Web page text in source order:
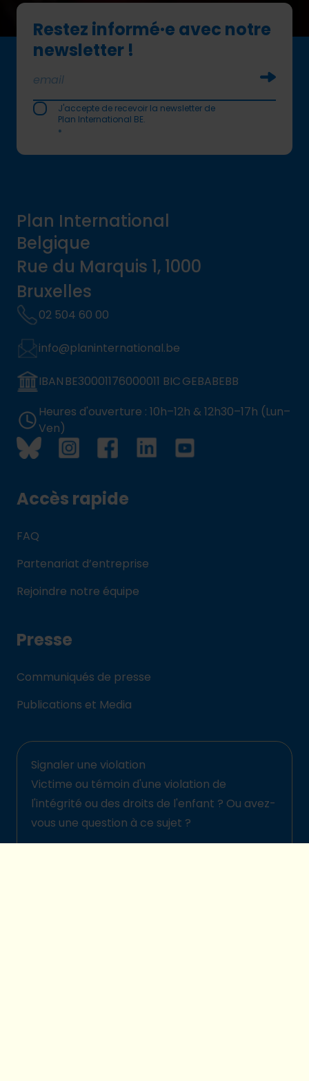
Restez informé·e avec notre
newsletter !
J'accepte de recevoir la newsletter de
Plan International BE.
*
Plan International
Belgique
Rue du Marquis 1, 1000
Bruxelles
02 504 60 00
info@planinternational.be
IBAN BE30001176000011 BIC GEBABEBB
Heures d'ouverture : 10h–12h & 12h30–17h (Lun–
Ven)
Accès rapide
FAQ
Partenariat d’entreprise
Rejoindre notre équipe
Presse
Communiqués de presse
Publications et Media
Signaler une violation
Victime ou témoin d'une violation de
l'intégrité ou des droits de l'enfant ? Ou avez-
vous une question à ce sujet ?